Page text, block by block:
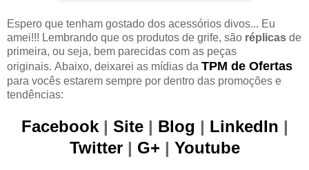
Espero que tenham gostado dos acessórios divos... Eu
amei!!! Lembrando que os produtos de grife, são réplicas de
primeira, ou seja, bem parecidas com as peças
originais. Abaixo, deixarei as mídias da TPM de Ofertas
para vocês estarem sempre por dentro das promoções e
tendências:
Facebook| Site| Blog | LinkedIn |
Twitter| G+ | Youtube